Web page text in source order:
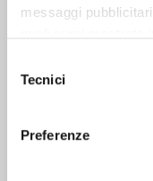
messaggi
delTecnici
Preferenze